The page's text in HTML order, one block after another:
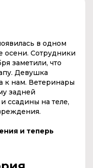
в одном
осени. Сотрудники
заметили, что
Девушка
к нам. Ветеринары
задней
ссадины на теле,
и теперь